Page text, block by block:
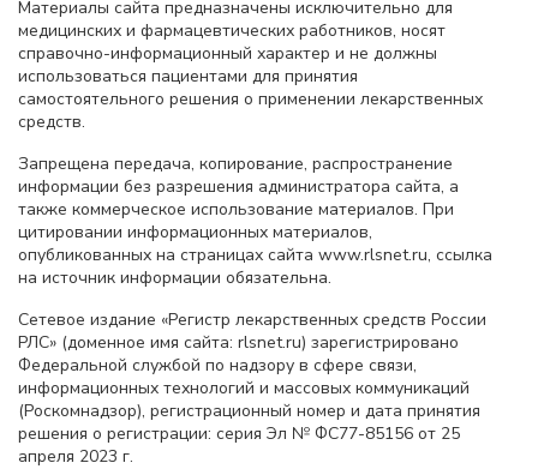
Материалы сайта предназначены исключительно для
медицинских и фармацевтических работников, носят
справочно-информационный характер и не должны
использоваться пациентами для принятия
самостоятельного решения о применении лекарственных
средств.
Запрещена передача, копирование, распространение
информации без разрешения администратора сайта, а
также коммерческое использование материалов. При
цитировании информационных материалов,
опубликованных на страницах сайта www.rlsnet.ru, ссылка
на источник информации обязательна.
Сетевое издание «Регистр лекарственных средств России
РЛС» (доменное имя сайта: rlsnet.ru) зарегистрировано
Федеральной службой по надзору в сфере связи,
информационных технологий и массовых коммуникаций
(Роскомнадзор), регистрационный номер и дата принятия
решения о регистрации: серия Эл № ФС77-85156 от 25
апреля 2023 г.